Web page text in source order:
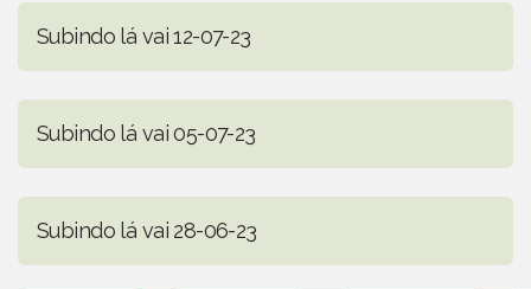
Subindo lá vai 12-07-23
Subindo lá vai 05-07-23
Subindo lá vai 28-06-23